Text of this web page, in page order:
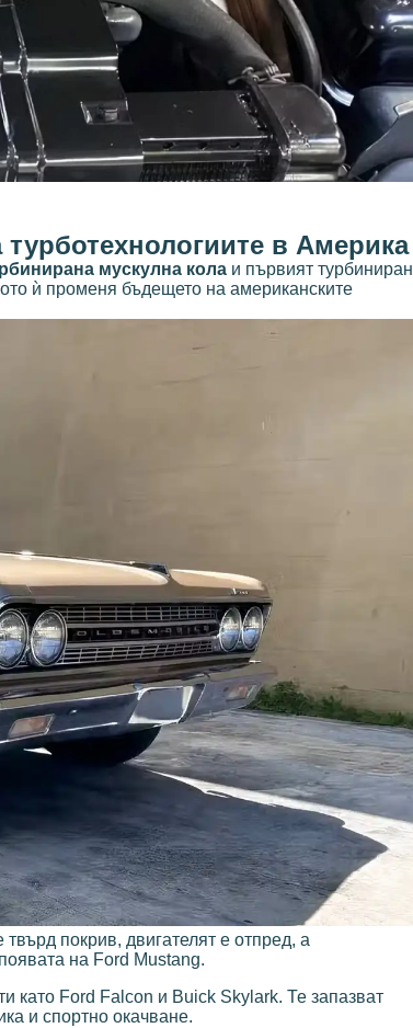
в Америка
мускулна кола и първият турбиниран
ѝ променя бъдещето на американските
покрив, двигателят е отпред, а
на Ford Mustang.
като Ford Falcon и Buick Skylark. Те запазват
и спортно окачване.